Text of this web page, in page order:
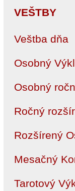
VEŠTBY
Veštba dňa
Osobný
Osobný
Ročný
Rozšírený
Mesačný
Tarotový